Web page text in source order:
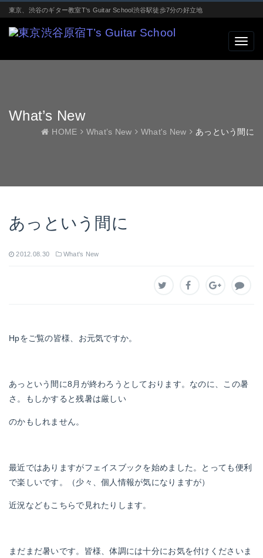
東京、渋谷のギター教室T‘s Guitar School渋谷駅徒歩7分の好立地
What’s New
HOME What’s New What's New あっという間に
あっという間に
2012.08.30 What's New
Hpをご覧の皆様、お元気ですか。
あっという間に8月が終わろうとしております。なのに、この暑
さ。もしかすると残暑は厳しい
のかもしれません。
最近ではありますがフェイスブックを始めました。とっても便利
で楽しいです。（少々、個人情報が気になりますが）
近況などもこちらで見れたりします。
まだまだ暑いです。皆様、体調には十分にお気を付けくださいま